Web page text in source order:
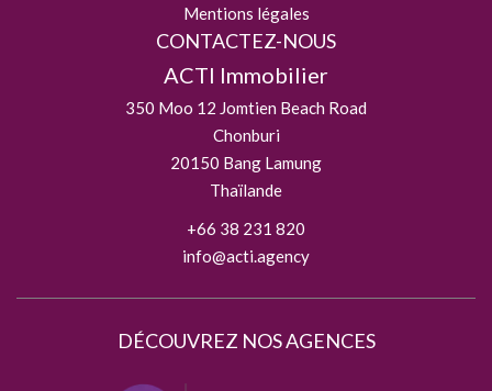
Mentions légales
CONTACTEZ-NOUS
ACTI Immobilier
350 Moo 12 Jomtien Beach Road
Chonburi
20150 Bang Lamung
Thaïlande
+66 38 231 820
info@acti.agency
DÉCOUVREZ NOS AGENCES